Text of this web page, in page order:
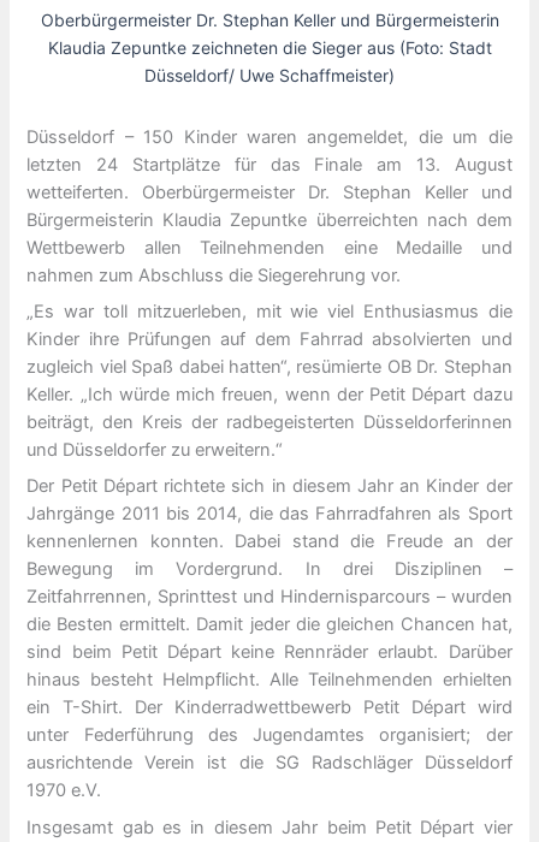
Oberbürgermeister Dr. Stephan Keller und Bürgermeisterin
Klaudia Zepuntke zeichneten die Sieger aus (Foto: Stadt
Düsseldorf/ Uwe Schaffmeister)
Düsseldorf – 150 Kinder waren angemeldet, die um die
letzten 24 Startplätze für das Finale am 13. August
wetteiferten. Oberbürgermeister Dr. Stephan Keller und
Bürgermeisterin Klaudia Zepuntke überreichten nach dem
Wettbewerb allen Teilnehmenden eine Medaille und
nahmen zum Abschluss die Siegerehrung vor.
„Es war toll mitzuerleben, mit wie viel Enthusiasmus die
Kinder ihre Prüfungen auf dem Fahrrad absolvierten und
zugleich viel Spaß dabei hatten“, resümierte OB Dr. Stephan
Keller. „Ich würde mich freuen, wenn der Petit Départ dazu
beiträgt, den Kreis der radbegeisterten Düsseldorferinnen
und Düsseldorfer zu erweitern.“
Der Petit Départ richtete sich in diesem Jahr an Kinder der
Jahrgänge 2011 bis 2014, die das Fahrradfahren als Sport
kennenlernen konnten. Dabei stand die Freude an der
Bewegung im Vordergrund. In drei Disziplinen –
Zeitfahrrennen, Sprinttest und Hindernisparcours – wurden
die Besten ermittelt. Damit jeder die gleichen Chancen hat,
sind beim Petit Départ keine Rennräder erlaubt. Darüber
hinaus besteht Helmpflicht. Alle Teilnehmenden erhielten
ein T-Shirt. Der Kinderradwettbewerb Petit Départ wird
unter Federführung des Jugendamtes organisiert; der
ausrichtende Verein ist die SG Radschläger Düsseldorf
1970 e.V.
Insgesamt gab es in diesem Jahr beim Petit Départ vier